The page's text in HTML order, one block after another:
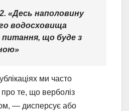
«Десь наполовину
водосховища
питання, що буде з
ми часто
те, що верболіз
— дисперсує або